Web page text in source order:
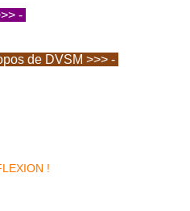
-
de DVSM >>> -
!